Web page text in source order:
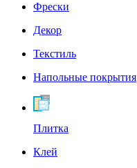
Фрески
Декор
Текстиль
Напольные покрытия
Плитка
Клей